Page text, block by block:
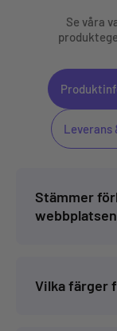
Se våra
Leverans
Stämmer
Vilka färger